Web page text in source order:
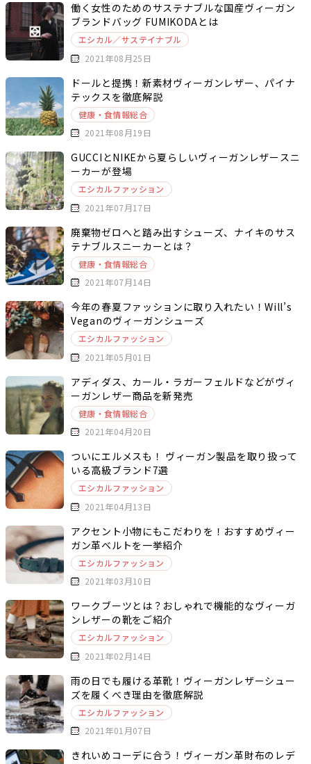
働く女性のためのサステナブルな国産ヴィーガン
ブランドバッグ FUMIKODAとは
エシカル／サステイナブル
2021年08月25日
ドールと提携！新素材ヴィーガンレザー、パイナ
テックスを徹底解説
健康・食情報総合
2021年08月19日
GUCCIとNIKEから夏らしいヴィーガンレザースニ
ーカーが登場
エシカルファッション
2021年07月17日
廃棄物ゼロへと踏み出すシューズ、ナイキのサス
テナブルスニーカーとは？
健康・食情報総合
2021年07月14日
今年の春夏ファッションに取り入れたい！Will’s
Veganのヴィーガンシューズ
エシカルファッション
2021年05月01日
アディダス、カール・ラガーフェルドなどがヴィ
ーガンレザー商品を新発売
健康・食情報総合
2021年04月20日
ついにエルメスも！ ヴィーガン製品を取り扱って
いる高級ブランド7選
エシカルファッション
2021年04月13日
アクセント小物にもこだわりを！おすすめヴィー
ガン革ベルトを一挙紹介
エシカルファッション
2021年03月10日
ワークブーツとは？おしゃれで機能的なヴィーガ
ンレザーの靴をご紹介
エシカルファッション
2021年02月14日
雨の日でも履ける革靴！ヴィーガンレザーシュー
ズを履くべき理由を徹底解説
エシカルファッション
2021年01月07日
きれいめコーデに合う！ヴィーガン革財布のレデ